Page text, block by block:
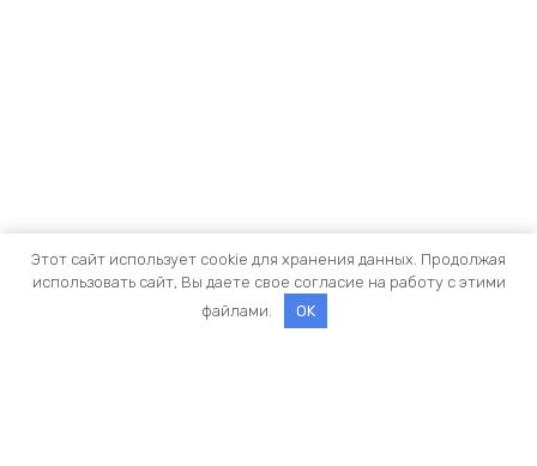
Этот сайт использует cookie для хранения данных. Продолжая
использовать сайт, Вы даете свое согласие на работу с этими
файлами.
OK